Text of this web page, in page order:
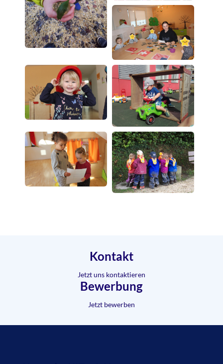
Kontakt
Jetzt uns kontaktieren
Bewerbung
Jetzt bewerben